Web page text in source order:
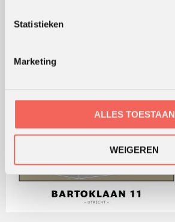
Statistieken
Marketing
ALLES TOESTAAN
WEIGEREN
Webshop
ONS KANTOOR